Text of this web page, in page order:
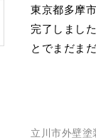
東京都多摩
完了しまし
とでまだま
立川市外壁